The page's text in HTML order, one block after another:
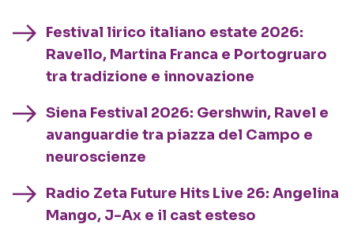
Festival lirico italiano estate 2026:
Ravello, Martina Franca e Portogruaro
tra tradizione e innovazione
Siena Festival 2026: Gershwin, Ravel e
avanguardie tra piazza del Campo e
neuroscienze
Radio Zeta Future Hits Live 26: Angelina
Mango, J-Ax e il cast esteso